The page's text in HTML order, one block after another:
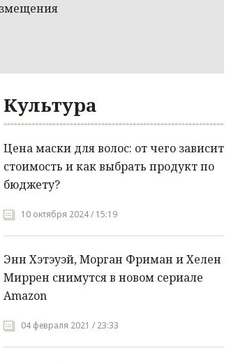
Культура
Цена маски для волос: от чего зависит
стоимость и как выбрать продукт по
бюджету?
10 октября 2024 / 15:19
Энн Хэтэуэй, Морган Фриман и Хелен
Миррен снимутся в новом сериале
Amazon
04 февраля 2021 / 23:33